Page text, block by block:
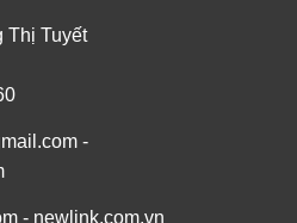
Thị Tuyết
-
- newlink.com.vn